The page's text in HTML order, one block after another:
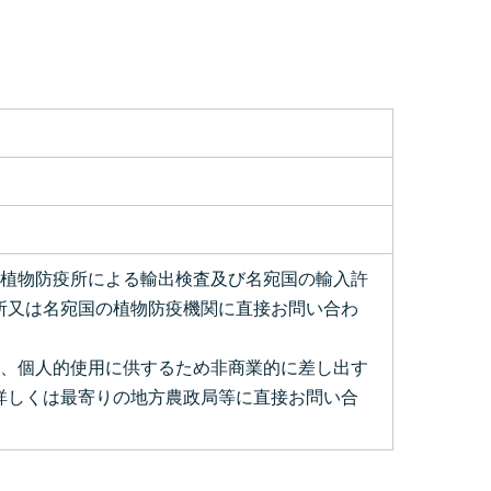
防疫所による輸出検査及び名宛国の輸入許
は名宛国の植物防疫機関に直接お問い合わ
人的使用に供するため非商業的に差し出す
くは最寄りの地方農政局等に直接お問い合